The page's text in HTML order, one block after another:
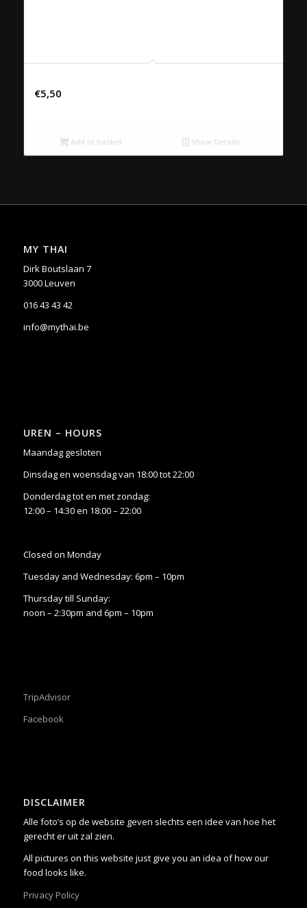
€5,50
Add to basket Show Details
MY THAI
Dirk Boutslaan 7
3000 Leuven
016 43 43 42
info@mythai.be
UREN – HOURS
Maandag gesloten
Dinsdag en woensdag van 18:00 tot 22:00
Donderdag tot en met zondag:
12:00 – 14:30 en 18:00 – 22:00
Closed on Monday
Tuesday and Wednesday: 6pm – 10pm
Thursday till Sunday:
noon – 2:30pm and 6pm – 10pm
TripAdvisor
Facebook
DISCLAIMER
Alle foto’s op de website geven slechts een idee van hoe het
gerecht er uit zal zien.
All pictures on this website just give you an idea of how our
food looks like.
Privacy Policy